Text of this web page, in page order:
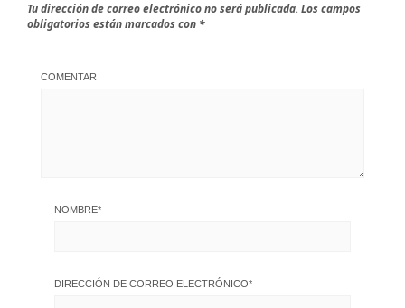
Tu dirección de correo electrónico no será publicada. Los campos
obligatorios están marcados con *
COMENTAR
NOMBRE*
DIRECCIÓN DE CORREO ELECTRÓNICO*